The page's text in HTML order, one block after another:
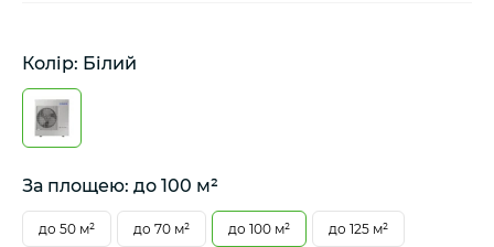
Колір: Білий
За площею: до 100 м²
до 50 м² до 70 м² до 100 м² до 125 м²